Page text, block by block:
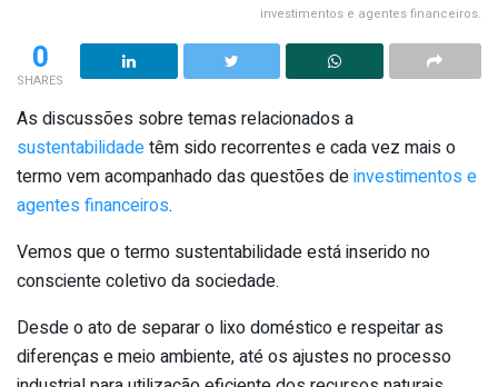
investimentos e agentes financeiros.
0
SHARES
As discussões sobre temas relacionados a
sustentabilidadetêm sido recorrentes e cada vez mais o
termo vem acompanhado das questões deinvestimentos e
agentes financeiros.
Vemos que o termo sustentabilidade está inserido no
consciente coletivo da sociedade.
Desde o ato de separar o lixo doméstico e respeitar as
diferenças e meio ambiente, até os ajustes no processo